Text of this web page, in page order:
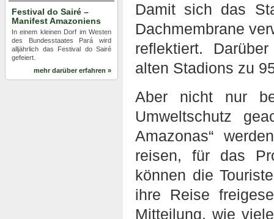
Damit sich das
Dachmembrane
reflektiert.
alten Stadions zu
Aber nicht nur
Umweltschutz
Amazonas“
reisen, für das
können die
ihre Reise
Mitteilung, wie
Festival do Sairé –
Manifest Amazoniens
In einem kleinen Dorf im Westen
des Bundesstaates Pará wird
alljährlich das Festival do Sairé
gefeiert.
mehr darüber erfahren »